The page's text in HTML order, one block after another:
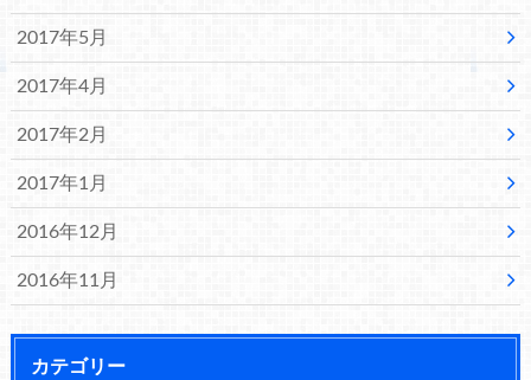
2017年5月
2017年4月
2017年2月
2017年1月
2016年12月
2016年11月
カテゴリー